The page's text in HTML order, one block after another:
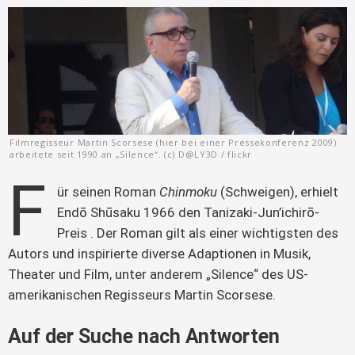
Filmregisseur Martin Scorsese (hier bei einer Pressekonferenz 2009)
arbeitete seit 1990 an „Silence“. (c) D@LY3D / flickr
F ür seinen Roman Chinmoku (Schweigen), erhielt
Endō Shūsaku 1966 den Tanizaki-Jun’ichirō-
Preis . Der Roman gilt als einer wichtigsten des
Autors und inspirierte diverse Adaptionen in Musik,
Theater und Film, unter anderem „Silence“ des US-
amerikanischen Regisseurs Martin Scorsese.
Auf der Suche nach Antworten